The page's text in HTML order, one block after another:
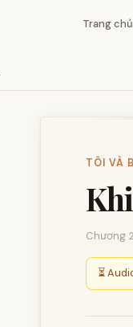
Trang chủ
TÔI VÀ
Chương
⏳